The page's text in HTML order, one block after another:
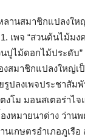
านสมาชิกแปลงให
เพจ “สวนต้นไม้ม
ปูไม้ดอกไม้ประดับ”
สมาชิกแปลงใหญ่เ
ปลงเพจประชาสัม
โม มอนสเตอร่าไจ
งหมายนาด่าง ว่าน
กษตรอำเภอภูเรือ